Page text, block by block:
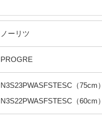
ノーリツ
PROGRE
N3S23PWASFSTESC（75cm）
N3S22PWASFSTESC（60cm）